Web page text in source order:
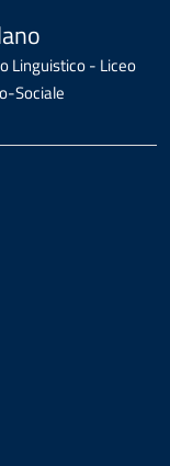
Linguistico - Liceo
Sociale